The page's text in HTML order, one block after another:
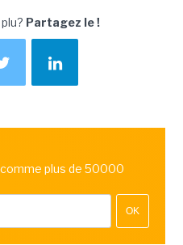
Partagez le !
plus de 50000
OK